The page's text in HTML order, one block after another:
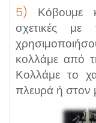
5) Κόβουμε
σχετικές
κολλάμε από
Κολλάμε το
πλευρά ή στον